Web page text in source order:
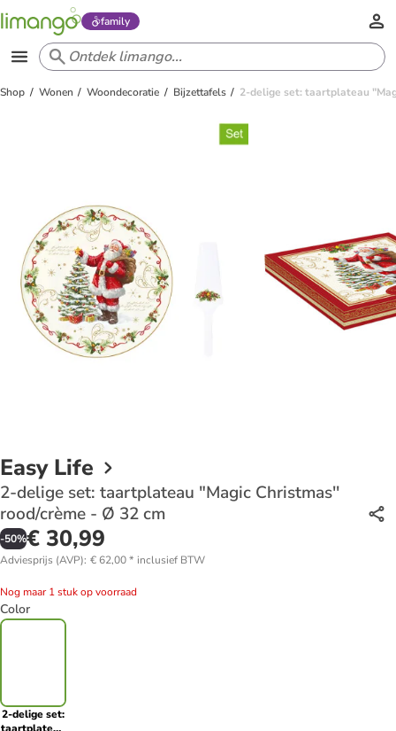
family
Shop Wonen Woondecoratie Bijzettafels 2-delige set: taartplateau
Easy Life
2-delige set: taartplateau "Magic Christmas''
rood/crème - Ø 32 cm
-50%€ 30,99
Adviesprijs (AVP): € 62,00* inclusief BTW
Nog maar 1 stuk op voorraad
Color
2-delige set: